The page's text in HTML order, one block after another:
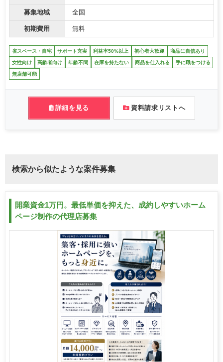
募集地域 全国
初期費用 無料
省スペース・自宅 サポート充実 利益率50%以上 初心者大歓迎 商品に自信あり
女性向け 高齢者向け 年齢不問 在庫を持たない 商品を仕入れる 手に職をつける
無店舗可能
詳細を見る 資料請求リストへ
検索から似たような案件募集
開業資金1万円。最低単価を抑えた、成約しやすいホーム
ページ制作の代理店募集